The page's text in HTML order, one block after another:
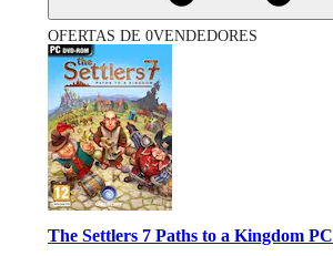
OFERTAS DE 0VENDEDORES
The Settlers 7 Paths to a Kingdom PC